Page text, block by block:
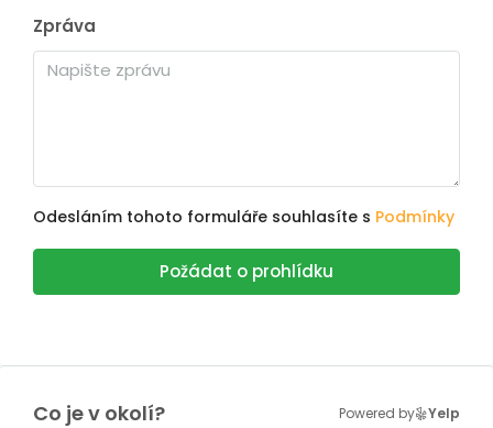
Zpráva
Odesláním tohoto formuláře souhlasíte s Podmínky
Požádat o prohlídku
Co je v okolí? Powered by Yelp